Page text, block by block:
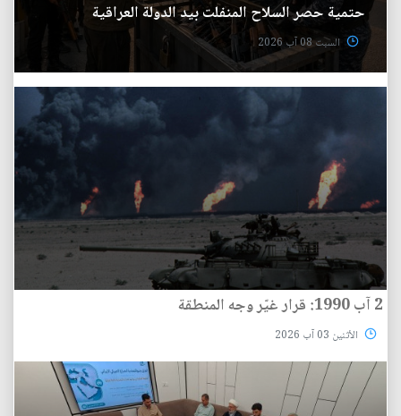
حتمية حصر السلاح المنفلت بيد الدولة العراقية
السبت 08 آب 2026
2 آب 1990: قرار غيّر وجه المنطقة
الأثنين 03 آب 2026